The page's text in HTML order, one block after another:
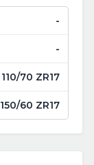
-
-
110/70 ZR17
150/60 ZR17